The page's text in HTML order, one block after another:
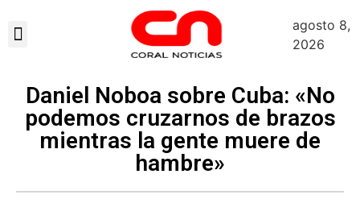
agosto 8,
2026
Daniel Noboa sobre Cuba: «No
podemos cruzarnos de brazos
mientras la gente muere de
hambre»